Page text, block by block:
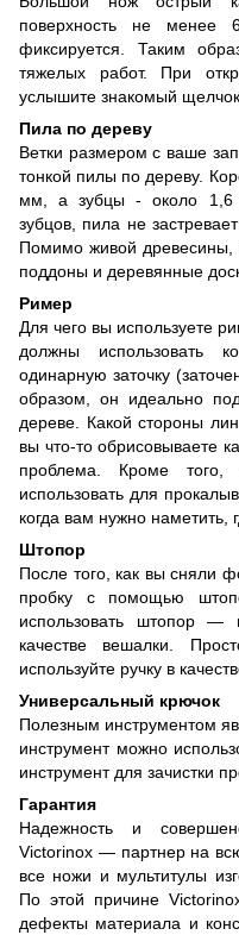
поверхность не менее
фиксируется. Таким
тяжелых работ. При
услышите знакомый щелчок.
Пила по дереву
Ветки размером с ваше
тонкой пилы по дереву.
мм, а зубцы - около 1,6
зубцов, пила не
Помимо живой древесины,
поддоны и деревянные
Ример
Для чего вы используете
должны использовать
одинарную заточку
образом, он идеально
дереве. Какой стороны
вы что-то обрисовываете
проблема. Кроме того,
использовать для
когда вам нужно наметить,
Штопор
После того, как вы сняли
пробку с помощью
использовать штопор —
качестве вешалки.
используйте ручку в
Универсальный крючок
Полезным инструментом
инструмент можно
инструмент для зачистки
Гарантия
Надежность и
Victorinox — партнер на
все ножи и мультитулы
По этой причине
дефекты материала и